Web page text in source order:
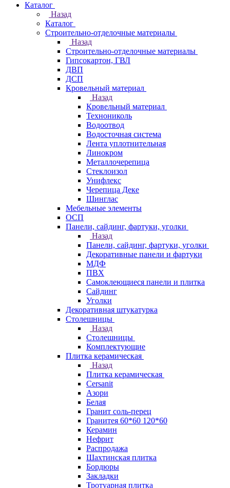
Каталог
Назад
Каталог
Строительно-отделочные материалы
Назад
Строительно-отделочные материалы
Гипсокартон, ГВЛ
ДВП
ДСП
Кровельный материал
Назад
Кровельный материал
Технониколь
Водоотвод
Водосточная система
Лента уплотнительная
Линокром
Металлочерепица
Стеклоизол
Унифлекс
Черепица Деке
Шинглас
Мебельные элементы
ОСП
Панели, сайдинг, фартуки, уголки
Назад
Панели, сайдинг, фартуки, уголки
Декоративные панели и фартуки
МДФ
ПВХ
Самоклеющиеся панели и плитка
Сайдинг
Уголки
Декоративная штукатурка
Столешницы
Назад
Столешницы
Комплектующие
Плитка керамическая
Назад
Плитка керамическая
Cersanit
Азори
Белая
Гранит соль-перец
Гранитея 60*60 120*60
Керамин
Нефрит
Распродажа
Шахтинская плитка
Бордюры
Закладки
Тротуарная плитка